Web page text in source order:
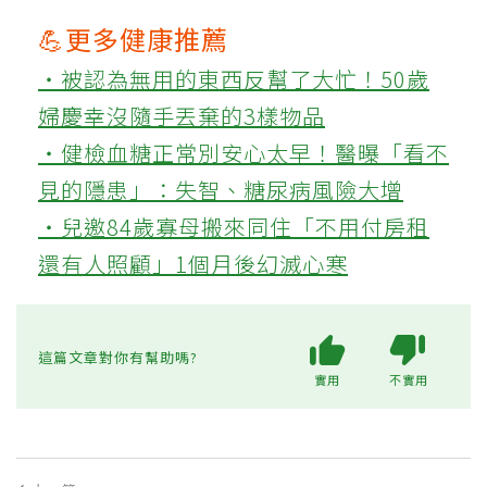
💪更多健康推薦
‧被認為無用的東西反幫了大忙！50歲
婦慶幸沒隨手丟棄的3樣物品
‧健檢血糖正常別安心太早！醫曝「看不
見的隱患」：失智、糖尿病風險大增
‧兒邀84歲寡母搬來同住「不用付房租
還有人照顧」1個月後幻滅心寒
這篇文章對你有幫助嗎?
實用 不實用